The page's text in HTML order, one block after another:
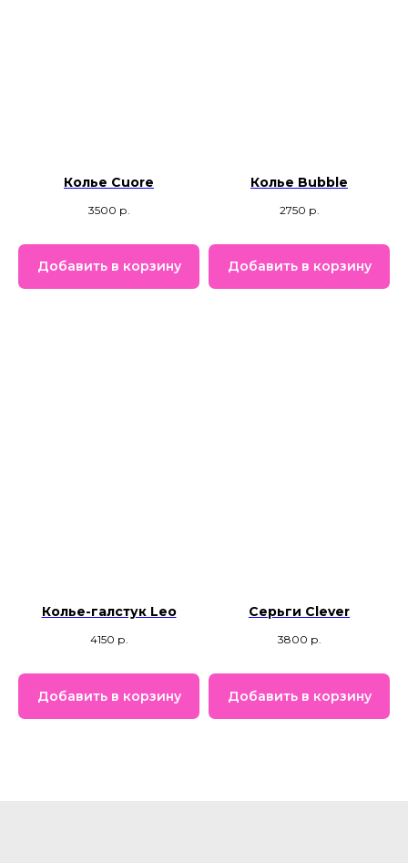
Колье Cuore
3500 р.
Добавить в корзину
Колье Bubble
2750 р.
Добавить в корзину
Колье-галстук Leo
4150 р.
Добавить в корзину
Серьги Clever
3800 р.
Добавить в корзину